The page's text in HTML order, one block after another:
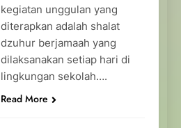
kegiatan unggulan yang
diterapkan adalah shalat
dzuhur berjamaah yang
dilaksanakan setiap hari di
lingkungan sekolah….
Read More